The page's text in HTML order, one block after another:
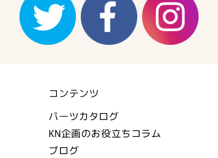
コンテンツ
パーツカタログ
KN企画のお役立ちコラム
ブログ